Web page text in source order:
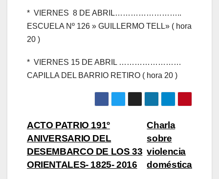
* VIERNES 8 DE ABRIL……………………..
ESCUELA Nº 126 » GUILLERMO TELL» ( hora
20 )
* VIERNES 15 DE ABRIL ……………………
CAPILLA DEL BARRIO RETIRO ( hora 20 )
Navegación
de
entradas
Charla
sobre
violencia
doméstica
ACTO PATRIO 191º
ANIVERSARIO DEL
DESEMBARCO DE LOS 33
ORIENTALES- 1825- 2016